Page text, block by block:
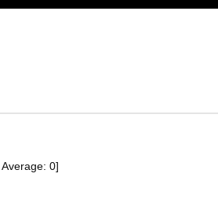
Average: 0]